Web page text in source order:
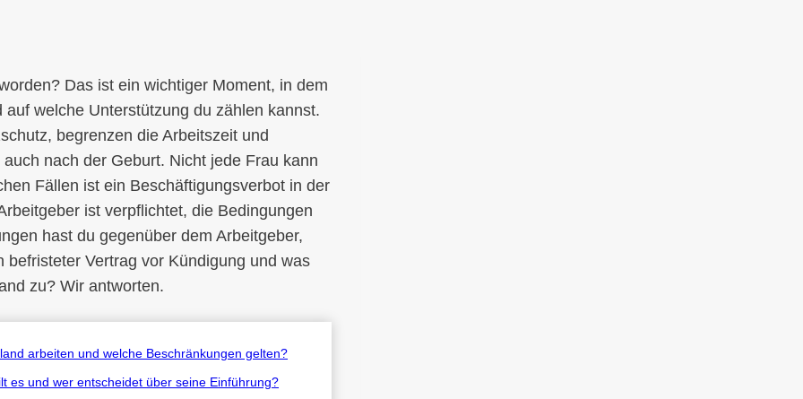
Das ist ein wichtiger Moment, in dem
welche Unterstützung du zählen kannst.
begrenzen die Arbeitszeit und
nach der Geburt. Nicht jede Frau kann
Fällen ist ein Beschäftigungsverbot in der
ist verpflichtet, die Bedingungen
hast du gegenüber dem Arbeitgeber,
Vertrag vor Kündigung und was
zu? Wir antworten.
arbeiten und welche Beschränkungen gelten?
es und wer entscheidet über seine Einführung?